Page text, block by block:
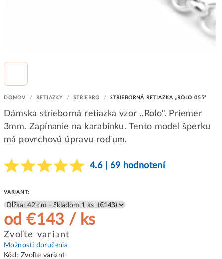
DOMOV / RETIAZKY / STRIEBRO / STRIEBORNÁ RETIAZKA „ROLO 055“
Dámska strieborná retiazka vzor ,,Rolo". Priemer
3mm. Zapínanie na karabinku. Tento model šperku
má povrchovú úpravu rodium.
4.6 | 69 hodnotení
VARIANT:
od€143 / ks
Jednotková
cena:
Zvoľte variant
Možnosti doručenia
Kód: Zvoľte variant